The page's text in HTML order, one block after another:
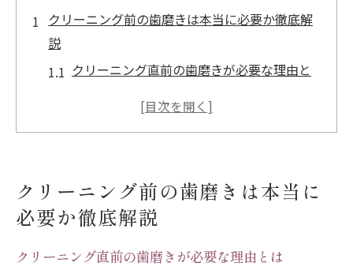
クリーニング前の歯磨きは本当に必要か徹底解
説
クリーニング直前の歯磨きが必要な理由と
歯医者で歯磨きなしのリスクと注意点
クリーニング前に歯磨きを控えるべき場面
歯磨きのタイミングで変わるクリーニング効果
クリーニング前後の歯磨きタイミングの違
クリーニング前の歯磨きは本当に
必要か徹底解説
クリーニング直前の歯磨きが必要な理由とは